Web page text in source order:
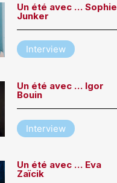
Un été avec … Sophie
Junker
Interview
Un été avec … Igor
Bouin
Interview
Un été avec … Eva
Zaïcik